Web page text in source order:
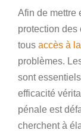
Afin de mettre
protection des
tous accès à
problèmes.
sont
efficacité
pénale est
cherchent à